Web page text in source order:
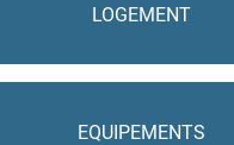
LOGEMENT
EQUIPEMENTS